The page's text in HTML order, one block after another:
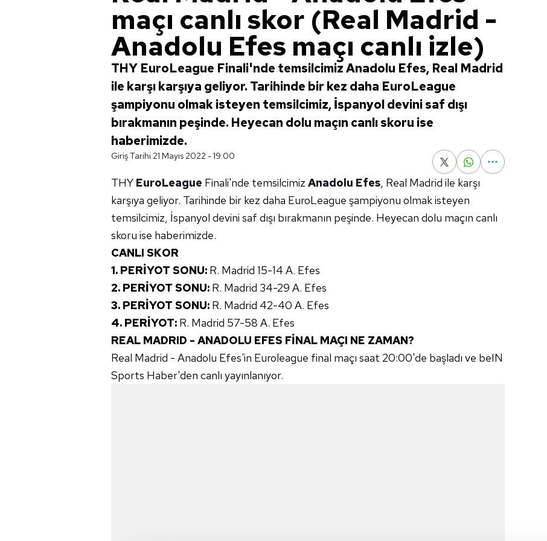
maçı canlı skor (Real Madrid -
Anadolu Efes maçı canlı izle)
THY EuroLeague Finali'nde temsilcimiz Anadolu Efes, Real Madrid
ile karşı karşıya geliyor. Tarihinde bir kez daha EuroLeague
şampiyonu olmak isteyen temsilcimiz, İspanyol devini saf dışı
bırakmanın peşinde. Heyecan dolu maçın canlı skoru ise
haberimizde.
Giriş Tarihi:21 Mayıs 2022 - 19:00
THY EuroLeague Finali'nde temsilcimiz Anadolu Efes, Real Madrid ile karşı
karşıya geliyor. Tarihinde bir kez daha EuroLeague şampiyonu olmak isteyen
temsilcimiz, İspanyol devini saf dışı bırakmanın peşinde. Heyecan dolu maçın canlı
skoru ise haberimizde.
CANLI SKOR
1. PERİYOT SONU: R. Madrid 15-14 A. Efes
2. PERİYOT SONU: R. Madrid 34-29 A. Efes
3. PERİYOT SONU: R. Madrid 42-40 A. Efes
4. PERİYOT: R. Madrid 57-58 A. Efes
REAL MADRID - ANADOLU EFES FİNAL MAÇI NE ZAMAN?
Real Madrid - Anadolu Efes'in Euroleague final maçı saat 20:00'de başladı ve beIN
Sports Haber'den canlı yayınlanıyor.